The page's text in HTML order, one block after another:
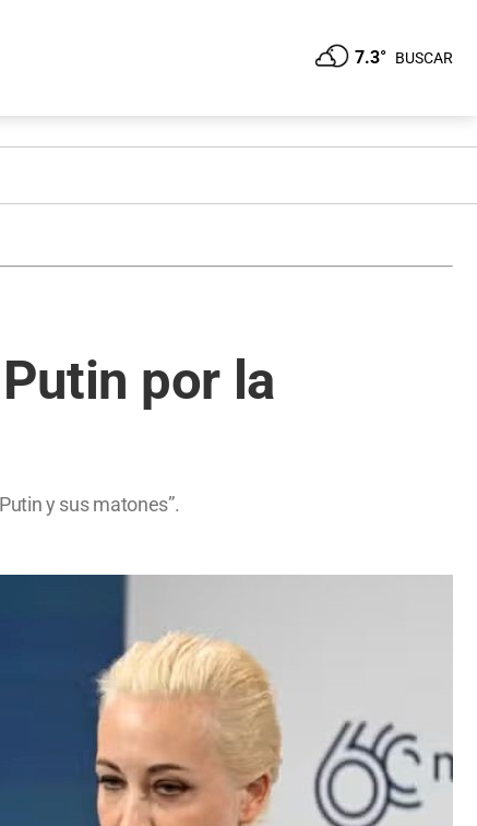
7.3° BUSCAR
por la
y sus matones”.